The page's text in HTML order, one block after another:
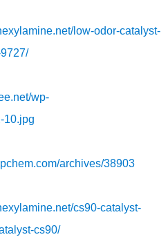
low-odor-catalyst-
wp-
10.jpg
archives/38903
cs90-catalyst-
cs90/